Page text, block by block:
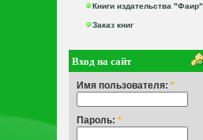
Книги издательства "Фаир"
Заказ книг
Вход на сайт
Имя пользователя: *
Пароль: *